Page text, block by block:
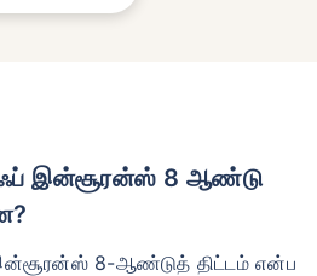
8-ஆண்டுத் திட்டம் என்ப